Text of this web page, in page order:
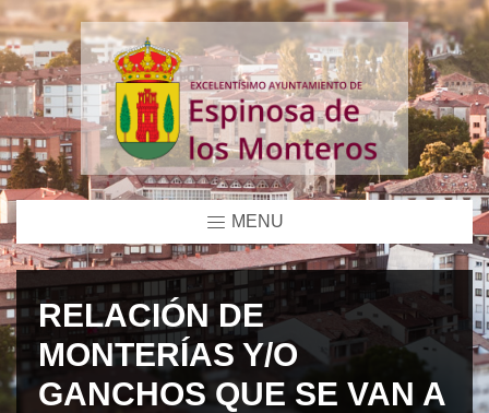
MENU
RELACIÓN DE
MONTERÍAS Y/O
GANCHOS QUE SE VAN A